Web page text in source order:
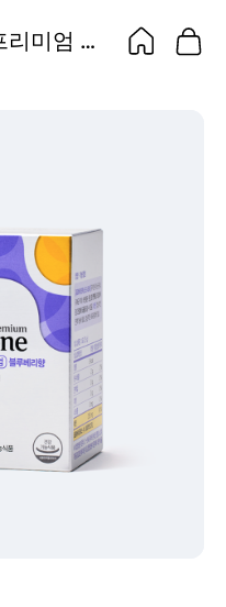
드시모네 키즈 프리미엄 블루베리향 (30포)